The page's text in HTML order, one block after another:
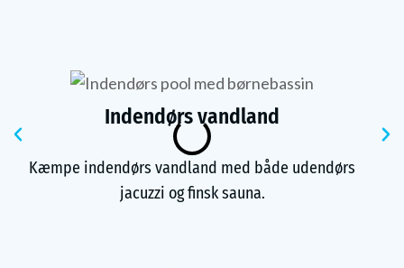
Indendørs vandland
Kæmpe indendørs vandland med både udendørs
jacuzzi og finsk sauna.